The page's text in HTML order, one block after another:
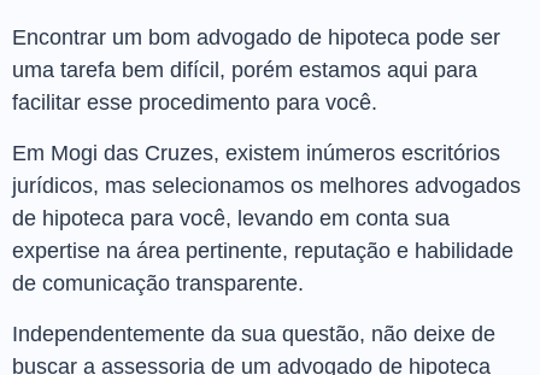
Encontrar um bom advogado de hipoteca pode ser
uma tarefa bem difícil, porém estamos aqui para
facilitar esse procedimento para você.
Em Mogi das Cruzes, existem inúmeros escritórios
jurídicos, mas selecionamos os melhores advogados
de hipoteca para você, levando em conta sua
expertise na área pertinente, reputação e habilidade
de comunicação transparente.
Independentemente da sua questão, não deixe de
buscar a assessoria de um advogado de hipoteca